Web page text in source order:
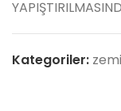
Kategoriler: